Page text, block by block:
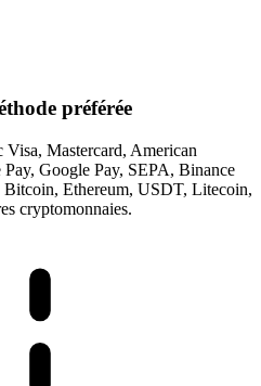
préférée
Visa, Mastercard, American
Google Pay, SEPA, Binance
Ethereum, USDT, Litecoin,
cryptomonnaies.